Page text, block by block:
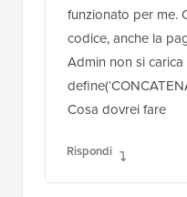
funzionato per me.
codice, anche la
Admin non si carica
Cosa dovrei fare
Rispondi